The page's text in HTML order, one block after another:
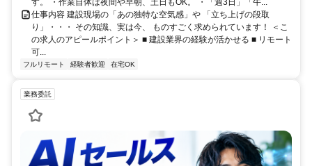
仕事内容 建設現場の「あの独特な空気感」や 「立ち上げの段取
り」・・・ その知識、実は今、 ものすごく求められています！ ＜こ
の求人のアピールポイント＞ ■ 建設業界の経験が活かせる ■ リモート
可...
フルリモート 経験者歓迎 在宅OK
業務委託